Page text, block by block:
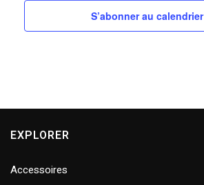
S’abonner au calendrier
EXPLORER
Accessoires